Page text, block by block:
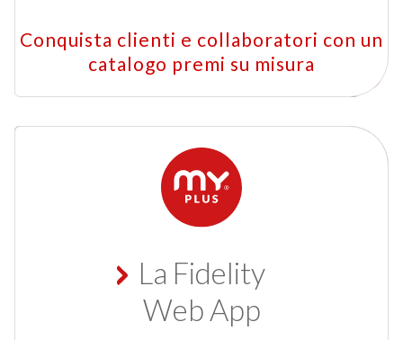
Conquista clienti e collaboratori con un
catalogo premi su misura
La Fidelity
Web App